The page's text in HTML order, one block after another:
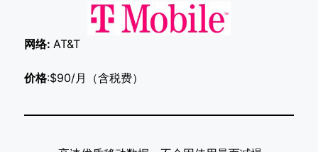
网络: AT&T
价格:$90/月（含税费）